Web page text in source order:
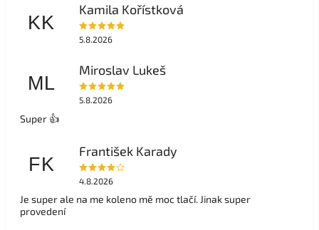
KK
Kamila Kořístková
5.8.2026
ML
Miroslav Lukeš
5.8.2026
Super 👍
FK
František Karady
4.8.2026
Je super ale na me koleno mě moc tlačí. Jinak super
provedení